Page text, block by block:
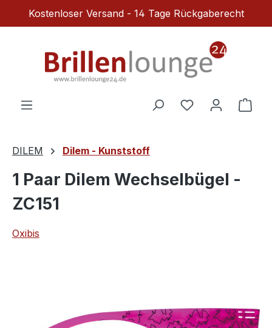
Zum Hauptinhalt springen
Kostenloser Versand - 14 Tage Rückgaberecht
Du hast 0
DILEM Dilem - Kunststoff
1 Paar Dilem Wechselbügel -
ZC151
Oxibis